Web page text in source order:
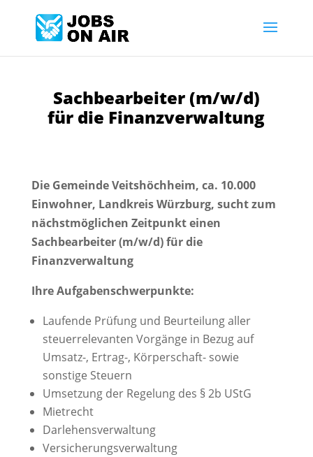
Sachbearbeiter (m/w/d)
für die Finanzverwaltung
Die Gemeinde Veitshöchheim, ca. 10.000
Einwohner, Landkreis Würzburg, sucht zum
nächstmöglichen Zeitpunkt einen
Sachbearbeiter (m/w/d) für die
Finanzverwaltung
Ihre Aufgabenschwerpunkte:
Laufende Prüfung und Beurteilung aller
steuerrelevanten Vorgänge in Bezug auf
Umsatz-, Ertrag-, Körperschaft- sowie
sonstige Steuern
Umsetzung der Regelung des § 2b UStG
Mietrecht
Darlehensverwaltung
Versicherungsverwaltung